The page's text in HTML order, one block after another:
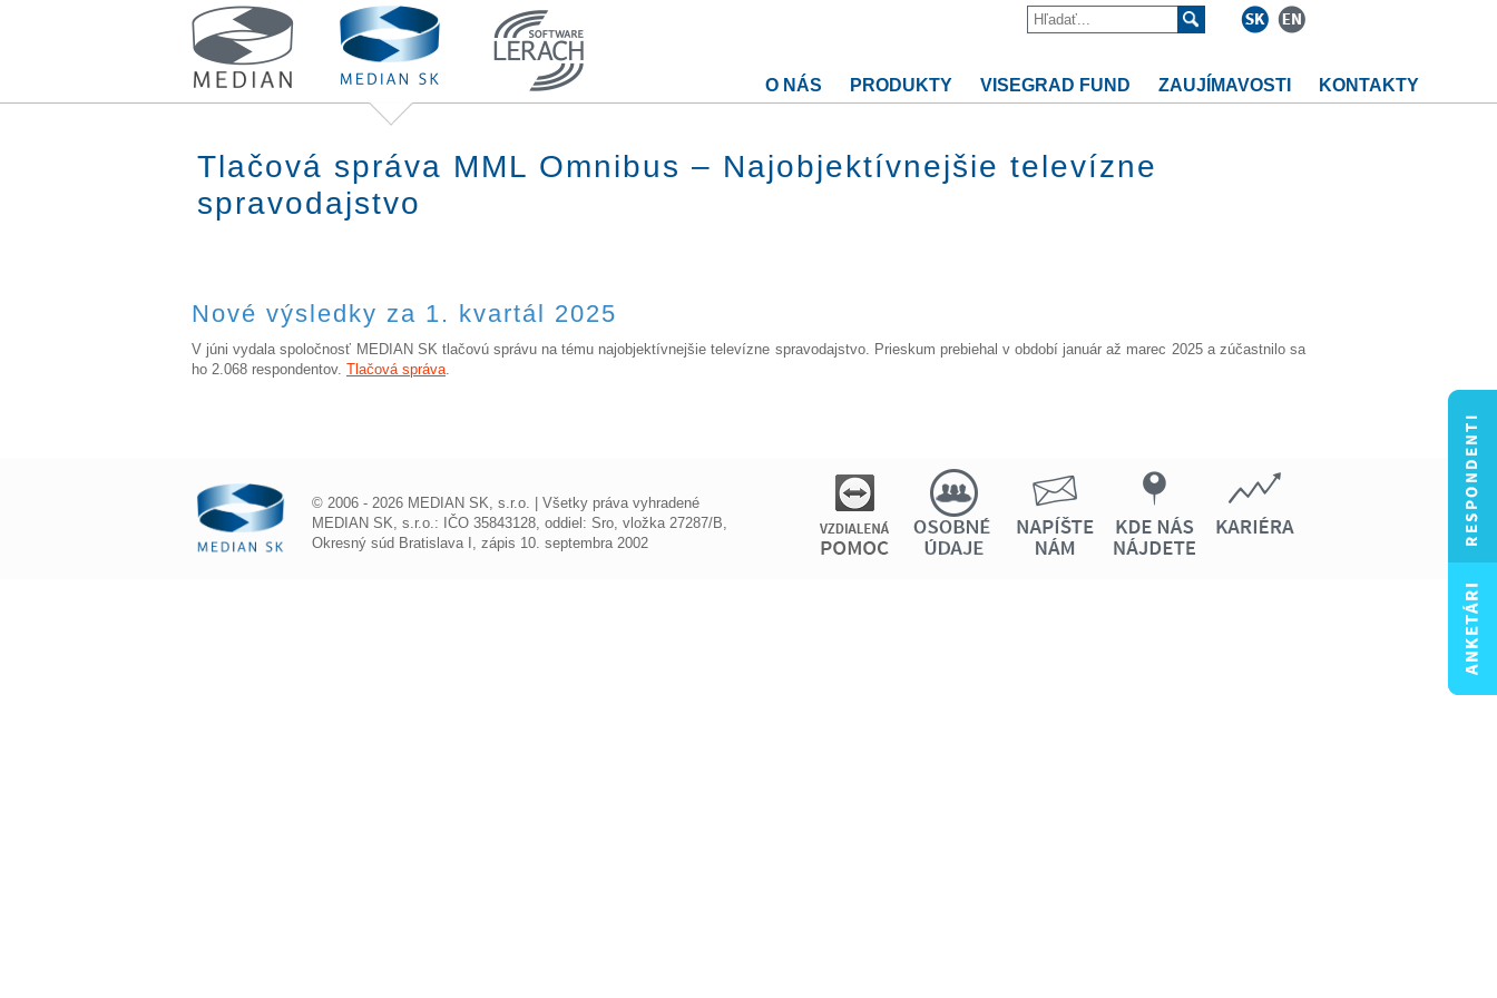
O NÁS PRODUKTY VISEGRAD FUND ZAUJÍMAVOSTI KONTAKTY
Tlačová správa MML Omnibus – Najobjektívnejšie televízne
spravodajstvo
Nové výsledky za 1. kvartál 2025
V júni vydala spoločnosť MEDIAN SK tlačovú správu na tému najobjektívnejšie televízne spravodajstvo. Prieskum prebiehal v období január až marec 2025 a zúčastnilo sa
ho 2.068 respondentov. Tlačová správa.
© 2006 - 2026 MEDIAN SK, s.r.o. | Všetky práva vyhradené
MEDIAN SK, s.r.o.: IČO 35843128, oddiel: Sro, vložka 27287/B,
Okresný súd Bratislava I, zápis 10. septembra 2002